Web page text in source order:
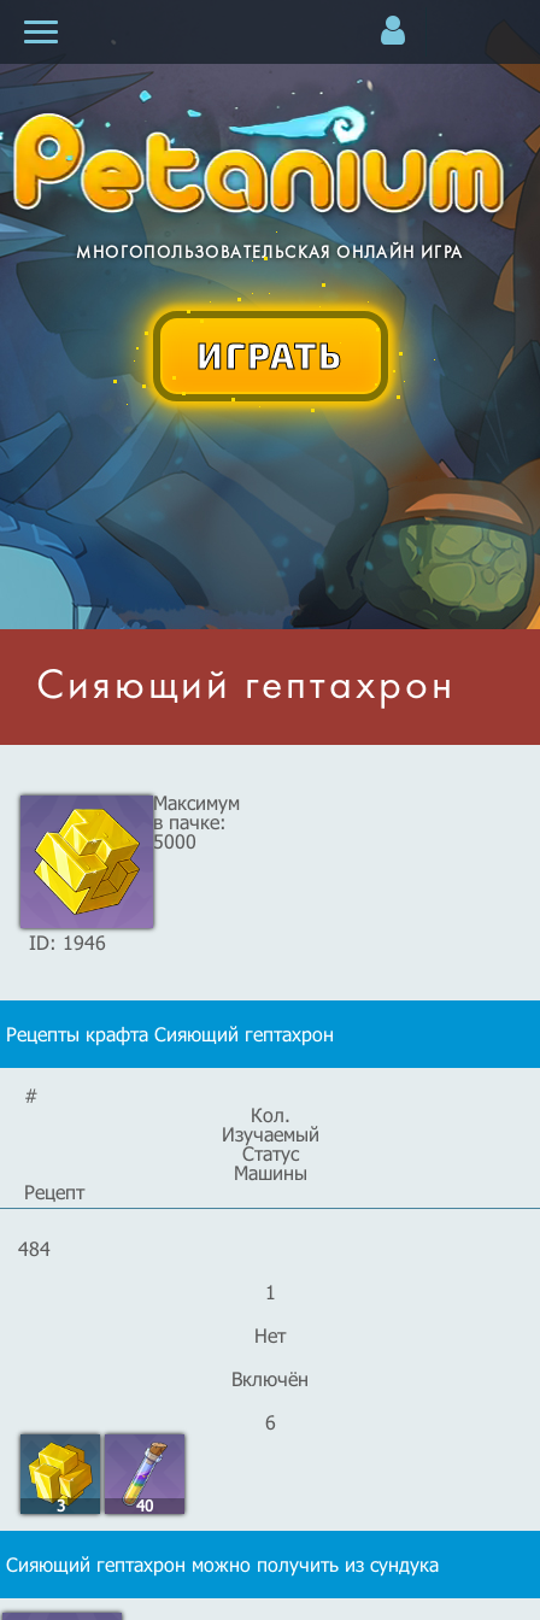
МНОГОПОЛЬЗОВАТЕЛЬСКАЯ ОНЛАЙН ИГРА
ИГРАТЬ
Сияющий гептахрон
ID: 1946
Максимум
в пачке:
5000
Рецепты крафта Сияющий гептахрон
#
Кол.
Изучаемый
Статус
Машины
Рецепт
484
1
Нет
Включён
6
3 40
Сияющий гептахрон можно получить из сундука